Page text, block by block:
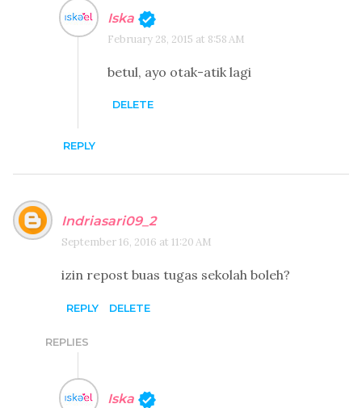
Iska
February 28, 2015 at 8:58 AM
betul, ayo otak-atik lagi
DELETE
REPLY
Indriasari09_2
September 16, 2016 at 11:20 AM
izin repost buas tugas sekolah boleh?
REPLY DELETE
REPLIES
Iska